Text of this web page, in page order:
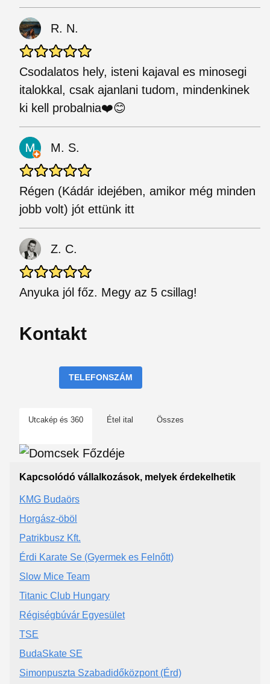
R. N.
Csodalatos hely, isteni kajaval es minosegi
italokkal, csak ajanlani tudom, mindenkinek
ki kell probalnia❤️😊
M. S.
Régen (Kádár idejében, amikor még minden
jobb volt) jót ettünk itt
Z. C.
Anyuka jól főz. Megy az 5 csillag!
Kontakt
TELEFONSZÁM
Utcakép és 360 Étel ital Összes
Kapcsolódó vállalkozások, melyek érdekelhetik
KMG Budaörs
Horgász-öböl
Patrikbusz Kft.
Érdi Karate Se (Gyermek es Felnőtt)
Slow Mice Team
Titanic Club Hungary
Régiségbúvár Egyesület
TSE
BudaSkate SE
Simonpuszta Szabadidőközpont (Érd)